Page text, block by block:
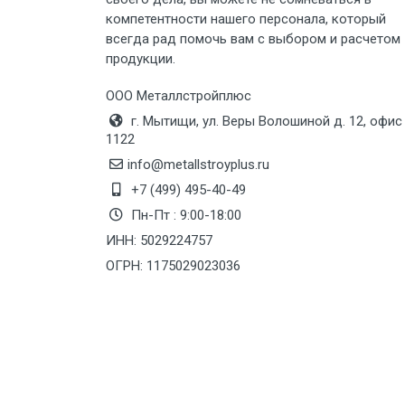
Груз до 6 м, вес до 8 тн
Груз до 12 м, вес до 20 тн
Манипулятор до 6 м, вес до 5 тн
Манипулятор до 6 м, вес до 8 тн
компетентности нашего персонала, который
всегда рад помочь вам с выбором и расчетом
продукции.
ООО Металлстройплюс
г. Мытищи, ул. Веры Волошиной д. 12, офис
1122
info@metallstroyplus.ru
+7 (499) 495-40-49
Пн-Пт : 9:00-18:00
ИНН: 5029224757
ОГРН: 1175029023036